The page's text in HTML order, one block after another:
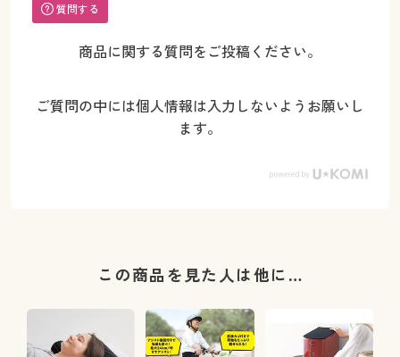
質問する
商品に関する質問をご投稿ください。
ご質問の中には個人情報は入力しないようお願いし
ます。
この商品を見た人は他に…